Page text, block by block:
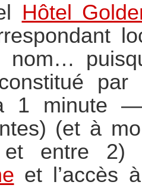
Hôtel
nom…
1 minute
(et à
entre 2)
et l’accès